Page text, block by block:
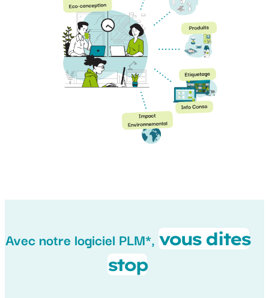
Avec notre logiciel PLM*, vous dites
stop